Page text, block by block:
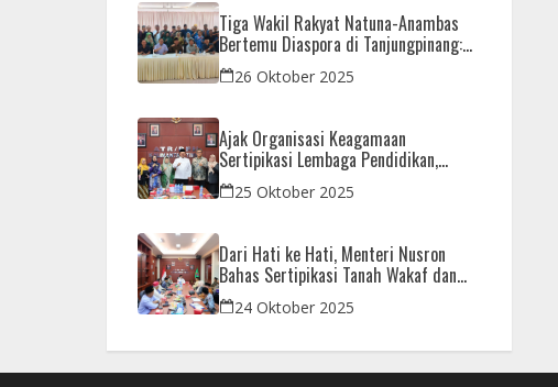
Tiga Wakil Rakyat Natuna-Anambas
Bertemu Diaspora di Tanjungpinang:
Dorong Pemekaran Provinsi dan Jamin
Pemerataan Pembangunan
26 Oktober 2025
Ajak Organisasi Keagamaan
Sertipikasi Lembaga Pendidikan,
Menteri Nusron: Sebagai Early Warning
System
25 Oktober 2025
Dari Hati ke Hati, Menteri Nusron
Bahas Sertipikasi Tanah Wakaf dan
Rumah Ibadah di Kaltim
24 Oktober 2025